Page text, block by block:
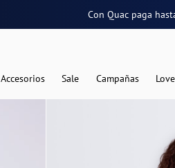
Con Quac paga
Accesorios Sale Campañas